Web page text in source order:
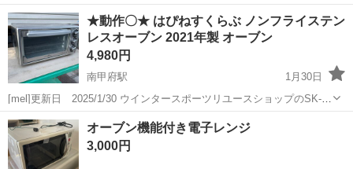
す。 骨董品です。
山梨 甲斐市 竜王駅 キッチン家電
★動作〇★ はぴねすくらぶ ノンフライステン
レスオーブン 2021年製 オーブン
4,980円
南甲府駅
1月30日
[mel]更新日 2025/1/30 ウインタースポーツリユースショップのSK-
NETです スキー、スノボ等のリユースを主体に、ホビー、家電、家
具等も取り扱っております 山梨 SK-NET で検索して頂くと幸いで
す...
山梨 甲府市 南甲府駅 キッチン家電
オーブン機能付き電子レンジ
3,000円